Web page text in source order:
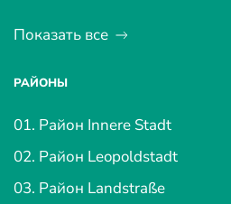
Показать все
РАЙОНЫ
01. Район Innere Stadt
02. Район Leopoldstadt
03. Район Landstraße